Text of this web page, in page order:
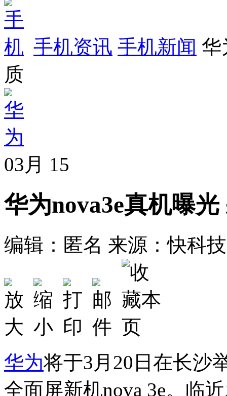
手机资讯 手机新闻 华
质
03月 15
华为nova3e真机曝
编辑：匿名 来源：快科技
华为将于3月20日在长沙
全面屏新机nova 3e。临